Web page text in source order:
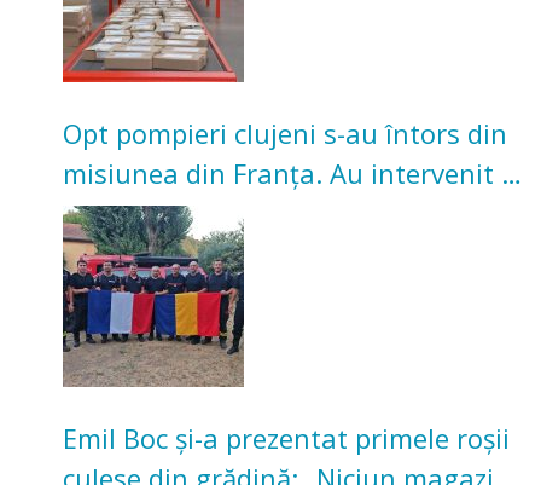
Opt pompieri clujeni s-au întors din
misiunea din Franța. Au intervenit la
incendii de vegetație și pădure
Emil Boc și-a prezentat primele roșii
culese din grădină: „Niciun magazin